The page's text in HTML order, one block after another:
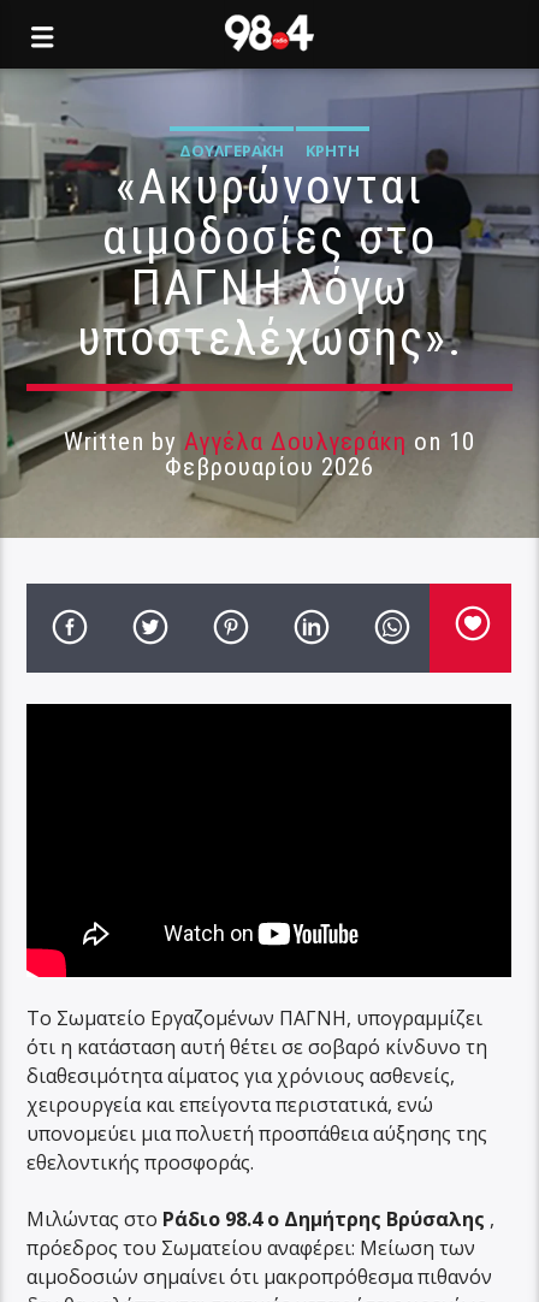
ΔΟΥΛΓΕΡΆΚΗ ΚΡΉΤΗ
«Ακυρώνονται
αιμοδοσίες στο
ΠΑΓΝΗ λόγω
υποστελέχωσης».
Written by Αγγέλα Δουλγεράκη on 10
Φεβρουαρίου 2026
Το Σωματείο Εργαζομένων ΠΑΓΝΗ, υπογραμμίζει
ότι η κατάσταση αυτή θέτει σε σοβαρό κίνδυνο τη
διαθεσιμότητα αίματος για χρόνιους ασθενείς,
χειρουργεία και επείγοντα περιστατικά, ενώ
υπονομεύει μια πολυετή προσπάθεια αύξησης της
εθελοντικής προσφοράς.
Μιλώντας στο Ράδιο 98.4 ο Δημήτρης Βρύσαλης ,
πρόεδρος του Σωματείου αναφέρει: Μείωση των
αιμοδοσιών σημαίνει ότι μακροπρόθεσμα πιθανόν